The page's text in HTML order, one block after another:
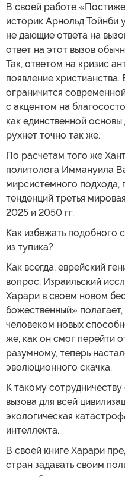
В своей работе
историк Арнольд Тойнби
не дающие ответа на
ответ на этот вызов
Так, ответом на кризис
появление
ограничится
с акцентом на
как единственной
рухнет точно так же.
По расчетам того же
политолога Иммануила
мирсистемного подхода,
тенденций третья
2025 и 2050 гг.
Как избежать подобного
из тупика?
Как всегда, еврейский
вопрос. Израильский
Харари в своем новом
божественный»
человеком новых
же, как он смог перейти
разумному, теперь
эволюционного скачка.
К такому
вызова для всей
экологическая
интеллекта.
В своей книге Харари
стран задавать своим